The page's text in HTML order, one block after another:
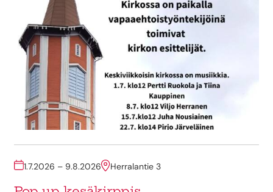
1.7.2026 – 9.8.2026 Herralantie 3